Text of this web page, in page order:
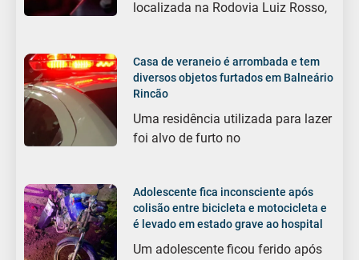
localizada na Rodovia Luiz Rosso,
Casa de veraneio é arrombada e tem
diversos objetos furtados em Balneário
Rincão
Uma residência utilizada para lazer
foi alvo de furto no
Adolescente fica inconsciente após
colisão entre bicicleta e motocicleta e
é levado em estado grave ao hospital
Um adolescente ficou ferido após